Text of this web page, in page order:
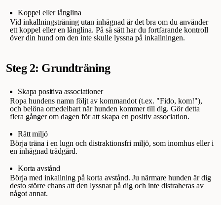
Koppel eller långlina
Vid inkallningsträning utan inhägnad är det bra om du använder
ett koppel eller en långlina. På så sätt har du fortfarande kontroll
över din hund om den inte skulle lyssna på inkallningen.
Steg 2: Grundträning
Skapa positiva associationer
Ropa hundens namn följt av kommandot (t.ex. "Fido, kom!"),
och belöna omedelbart när hunden kommer till dig. Gör detta
flera gånger om dagen för att skapa en positiv association.
Rätt miljö
Börja träna i en lugn och distraktionsfri miljö, som inomhus eller i
en inhägnad trädgård.
Korta avstånd
Börja med inkallning på korta avstånd. Ju närmare hunden är dig
desto större chans att den lyssnar på dig och inte distraheras av
något annat.